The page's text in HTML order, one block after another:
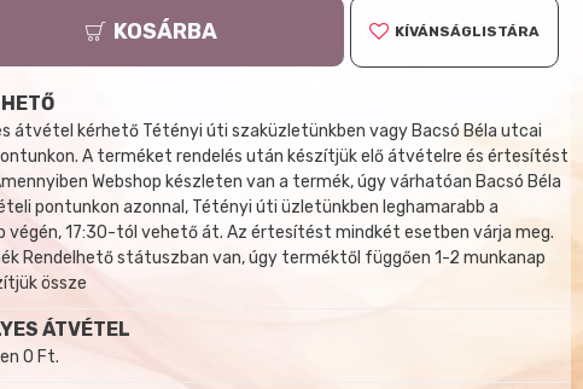
KOSÁRBA KÍVÁNSÁGLISTÁRA
átvétel kérhető Tétényi úti szaküzletünkben vagy Bacsó Béla utcai
A terméket rendelés után készítjük elő átvételre és értesítést
Webshop készleten van a termék, úgy várhatóan Bacsó Béla
pontunkon azonnal, Tétényi úti üzletünkben leghamarabb a
végén, 17:30-tól vehető át. Az értesítést mindkét esetben várja meg.
Rendelhető státuszban van, úgy terméktől függően 1-2 munkanap
össze
ÁTVÉTEL
0 Ft.